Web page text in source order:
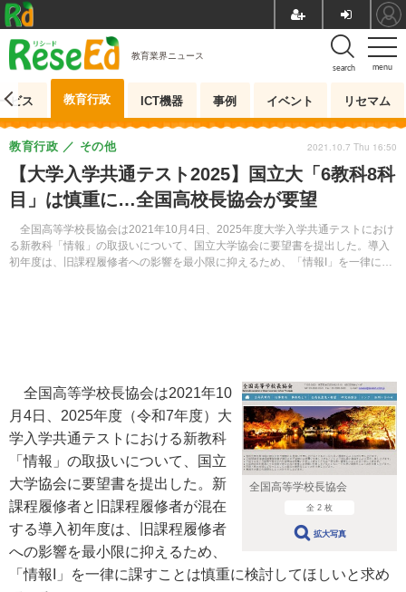
menu
search
教育業界ニュース
ビス 教育行政 ICT機器 事例 イベント リセマム
【大学入学共通テスト2025】国立大「6教科8科
目」は慎重に…全国高校長協会が要望
全国高等学校長協会は2021年10月4日、2025年度大学入学共通テストにおけ
る新教科「情報」の取扱いについて、国立大学協会に要望書を提出した。導入
初年度は、旧課程履修者への影響を最小限に抑えるため、「情報I」を一律に課
教育行政 その他 2021.10.7 Thu 16:50
全国高等学校長協会
全 2 枚
拡大写真
全国高等学校長協会は2021年10
月4日、2025年度（令和7年度）大
学入学共通テストにおける新教科
「情報」の取扱いについて、国立
大学協会に要望書を提出した。新
課程履修者と旧課程履修者が混在
する導入初年度は、旧課程履修者
への影響を最小限に抑えるため、
「情報I」を一律に課すことは慎重に検討してほしいと求め